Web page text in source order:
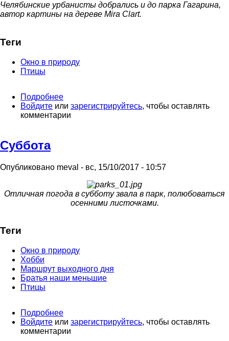
Челябинские урбанисты добрались и до парка Гагарина,
автор картины на дереве Mira Clart.
Теги
Окно в природу
Птицы
Подробнее
Прогулка
по
Войдите или зарегистрируйтесь, чтобы оставлять
комментарии
Суббота
Опубликовано meval - вс, 15/10/2017 - 10:57
Отличная погода в субботу звала в парк, полюбоваться
осенними листочками.
Теги
Окно в природу
Хобби
Маршрут выходного дня
Братья наши меньшие
Птицы
Подробнее
Суббота
Войдите или зарегистрируйтесь, чтобы оставлять
комментарии